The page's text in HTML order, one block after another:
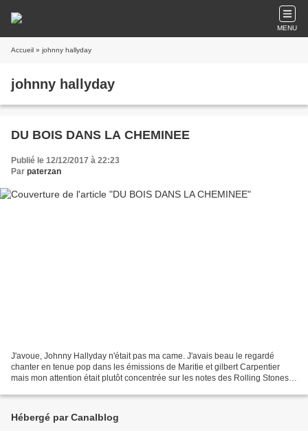
MENU
Accueil » johnny hallyday
johnny hallyday
DU BOIS DANS LA CHEMINEE
Publié le 12/12/2017 à 22:23
Par paterzan
J'avoue, Johnny Hallyday n'était pas ma came. J'avais beau le regardé
chanter en tenue pop dans les émissions de Maritie et gilbert Carpentier
mais mon attention était plutôt concentrée sur les notes des Rolling Stones
Hébergé par Canalblog